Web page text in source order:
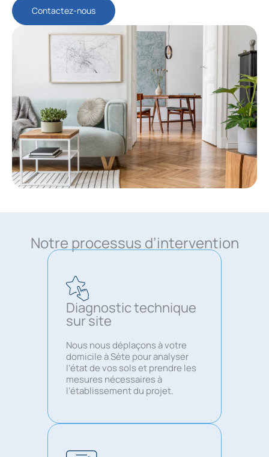
Contactez-nous
Notre processus d’intervention
Diagnostic technique
sur site
Nous nous déplaçons à votre
domicile à Sète pour analyser
l’état de vos sols et prendre les
mesures nécessaires à
l’établissement du projet.